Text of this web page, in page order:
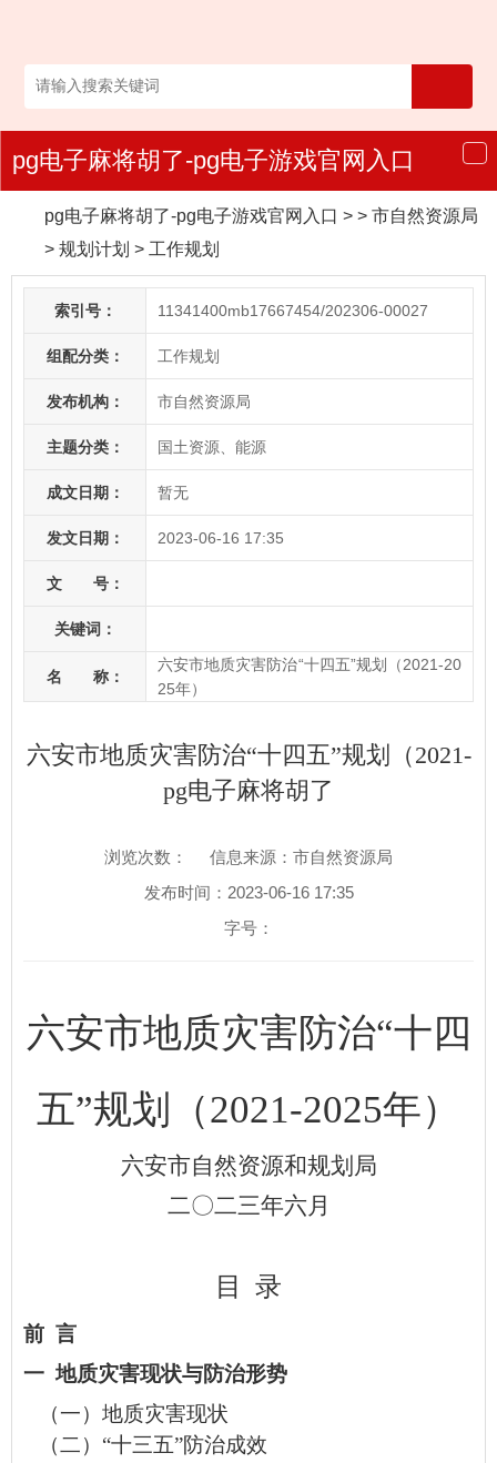
导
航
pg电子麻将胡了-pg电子游戏官网入口
pg电子麻将胡了-pg电子游戏官网入口 > > 市自然资源局
> 规划计划 > 工作规划
索引号： 11341400mb17667454/202306-00027
组配分类： 工作规划
发布机构： 市自然资源局
主题分类： 国土资源、能源
成文日期： 暂无
发文日期： 2023-06-16 17:35
文 号：
关键词：
名 称：
六安市地质灾害防治“十四五”规划（2021-20
25年）
六安市地质灾害防治“十四五”规划（2021-
pg电子麻将胡了
浏览次数：
信息来源：市自然资源局
发布时间：2023-06-16 17:35
字号：
六安市地质灾害防治“十四
五”规划（2021-2025年）
六安市自然资源和规划局
二〇二三年六月
目 录
前 言
一 地质灾害现状与防治形势
（一）地质灾害现状
（二） “十三五”防治成效